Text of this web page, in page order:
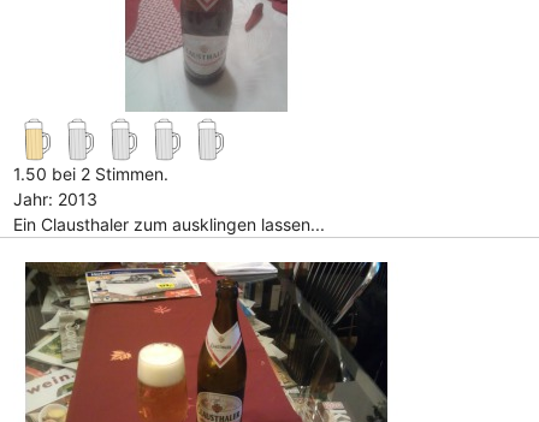
1.50 bei 2 Stimmen.
Jahr: 2013
Ein Clausthaler zum ausklingen lassen...